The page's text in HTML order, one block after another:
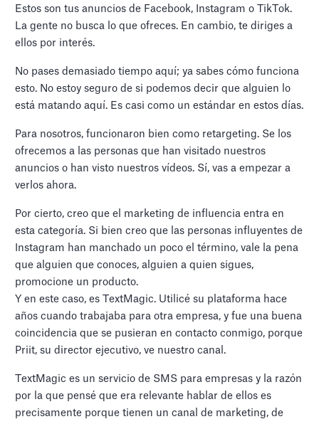
Estos son tus anuncios de Facebook, Instagram o TikTok.
La gente no busca lo que ofreces. En cambio, te diriges a
ellos por interés.
No pases demasiado tiempo aquí; ya sabes cómo funciona
esto. No estoy seguro de si podemos decir que alguien lo
está matando aquí. Es casi como un estándar en estos días.
Para nosotros, funcionaron bien como retargeting. Se los
ofrecemos a las personas que han visitado nuestros
anuncios o han visto nuestros vídeos. Sí, vas a empezar a
verlos ahora.
Por cierto, creo que el marketing de influencia entra en
esta categoría. Si bien creo que las personas influyentes de
Instagram han manchado un poco el término, vale la pena
que alguien que conoces, alguien a quien sigues,
promocione un producto.
Y en este caso, es TextMagic. Utilicé su plataforma hace
años cuando trabajaba para otra empresa, y fue una buena
coincidencia que se pusieran en contacto conmigo, porque
Priit, su director ejecutivo, ve nuestro canal.
TextMagic es un servicio de SMS para empresas y la razón
por la que pensé que era relevante hablar de ellos es
precisamente porque tienen un canal de marketing, de